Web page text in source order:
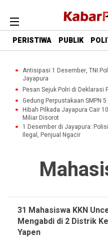
PERISTIWA PUBLIK
Antisipasi 1 Desember, TNI
Jayapura
Pesan Sejuk Polri di Deklarasi
Gedung Perpustakaan SMPN
Hibah Pilkada Jayapura Cair
Miliar Disorot
1 Desember di Jayapura:
Ilegal, Penjual Ngacir
31 Mahasiswa KKN
Mengabdi di 2 Distrik
Yapen